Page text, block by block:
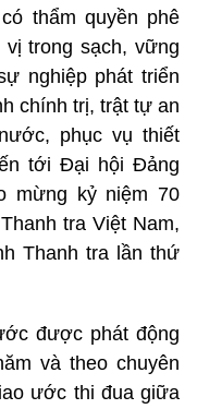
thẩm quyền phê
trong sạch, vững
nghiệp phát triển
chính trị, trật tự an
phục vụ thiết
tới Đại hội Đảng
mừng kỷ niệm 70
tra Việt Nam,
Thanh tra lần thứ
được phát động
và theo chuyên
ước thi đua giữa